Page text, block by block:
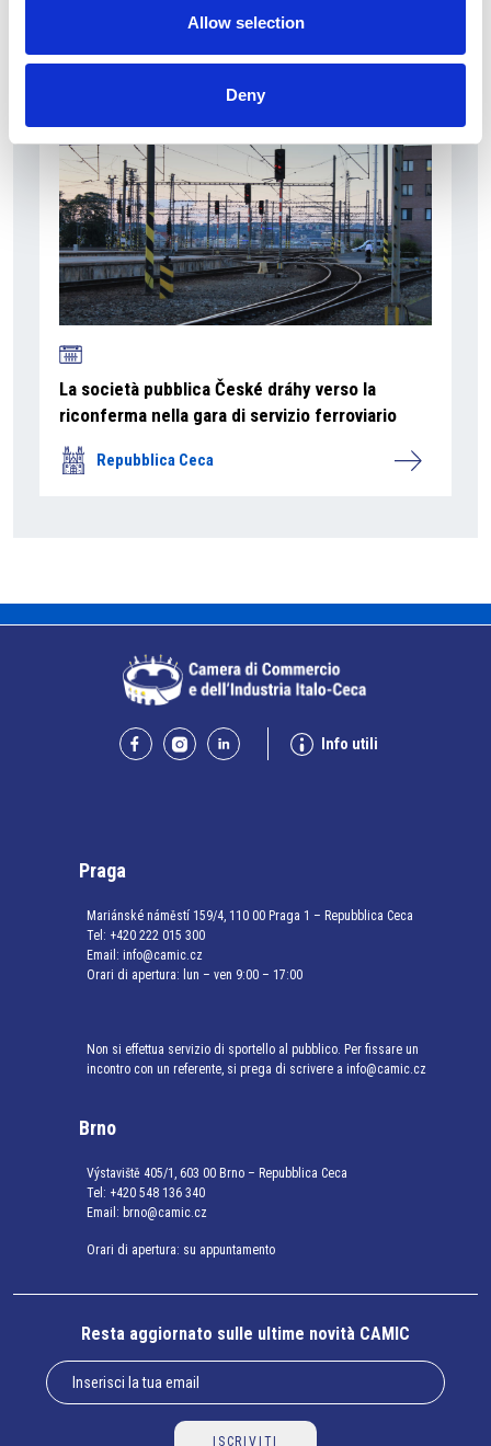
Allow selection
Deny
Repubblica Ceca
La società pubblica České dráhy verso la
riconferma nella gara di servizio ferroviario
Repubblica Ceca
Info utili
Praga
Mariánské náměstí 159/4, 110 00 Praga 1 – Repubblica Ceca
Tel: +420 222 015 300
Email: info@camic.cz
Orari di apertura: lun – ven 9:00 – 17:00
Non si effettua servizio di sportello al pubblico. Per fissare un
incontro con un referente, si prega di scrivere a info@camic.cz
Brno
Výstaviště 405/1, 603 00 Brno – Repubblica Ceca
Tel: +420 548 136 340
Email: brno@camic.cz
Orari di apertura: su appuntamento
Resta aggiornato sulle ultime novità CAMIC
ISCRIVITI